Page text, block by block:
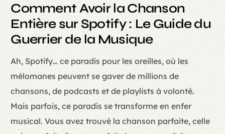
Comment Avoir la Chanson
Entière sur Spotify : Le Guide du
Guerrier de la Musique
Ah, Spotify… ce paradis pour les oreilles, où les
mélomanes peuvent se gaver de millions de
chansons, de podcasts et de playlists à volonté.
Mais parfois, ce paradis se transforme en enfer
musical. Vous avez trouvé la chanson parfaite, celle